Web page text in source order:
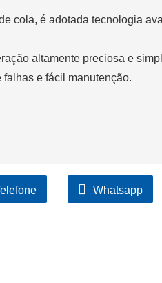
cola, é adotada tecnologia
altamente preciosa e
falhas e fácil manutenção.
Whatsapp